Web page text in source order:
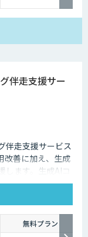
伴走支援サー
伴走支援サービス
改善に加え、生成
します。生成AIコ
、AIエージェント
応します。
無料プラン